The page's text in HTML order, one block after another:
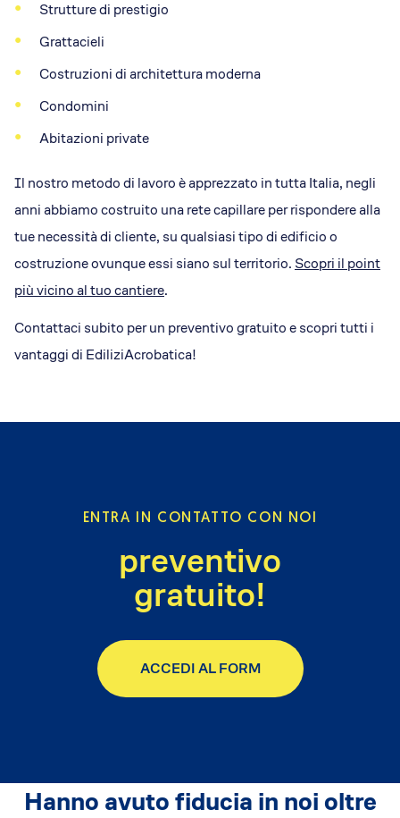
Strutture di prestigio
Grattacieli
Costruzioni di architettura moderna
Condomini
Abitazioni private
Il nostro metodo di lavoro è apprezzato in tutta Italia, negli
anni abbiamo costruito una rete capillare per rispondere alla
tue necessità di cliente, su qualsiasi tipo di edificio o
costruzione ovunque essi siano sul territorio. Scopri il point
più vicino al tuo cantiere.
Contattaci subito per un preventivo gratuito e scopri tutti i
vantaggi di EdiliziAcrobatica!
ENTRA IN CONTATTO CON NOI
preventivo
gratuito!
ACCEDI AL FORM
Hanno avuto fiducia in noi oltre